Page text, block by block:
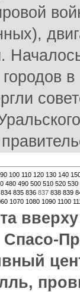
городов
90 100 110 120 130 140
480 490 500 510 520 530
834 835 836 837 838 839
1070 1080 1090 1100
Спасо-